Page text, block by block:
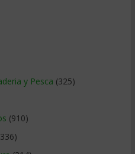
y Pesca (325)
(910)